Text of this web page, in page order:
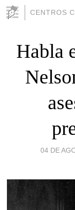
CENTROS
Habla
04 DE